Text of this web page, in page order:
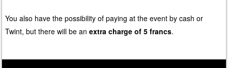
You also have the possibility of paying at the event by cash or
Twint, but there will be anextra charge of 5 francs.